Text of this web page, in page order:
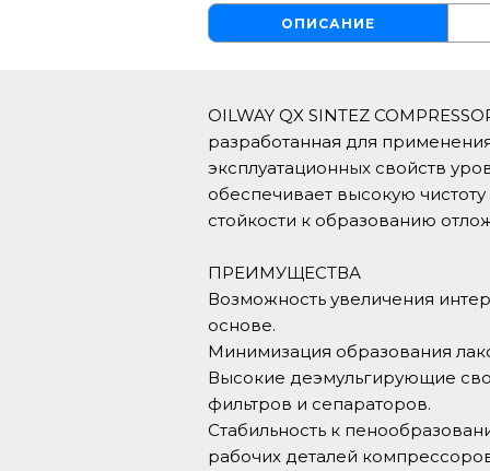
ОПИСАНИЕ
OILWAY QX SINTEZ
разработанная для
эксплуатационных свойств
обеспечивает высокую
стойкости к образованию
ПРЕИМУЩЕСТВА
Возможность увеличения
основе.
Минимизация образования
Высокие деэмульгирующие
фильтров и сепараторов.
Стабильность к
рабочих деталей